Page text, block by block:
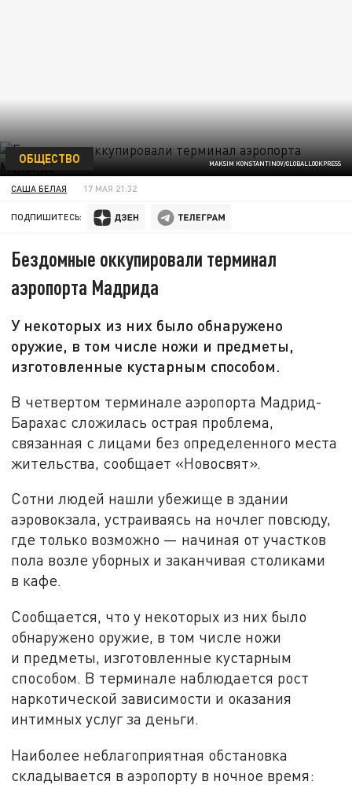
MAKSIM KONSTANTINOV/GLOBALLOOKPRESS
ОБЩЕСТВО
САША БЕЛАЯ 17 МАЯ 21:32
ПОДПИШИТЕСЬ:
Бездомные оккупировали терминал
аэропорта Мадрида
У некоторых из них было обнаружено
оружие, в том числе ножи и предметы,
изготовленные кустарным способом.
В четвертом терминале аэропорта Мадрид-
Барахас сложилась острая проблема,
связанная с лицами без определенного места
жительства, сообщает «Новосвят».
Сотни людей нашли убежище в здании
аэровокзала, устраиваясь на ночлег повсюду,
где только возможно — начиная от участков
пола возле уборных и заканчивая столиками
в кафе.
Сообщается, что у некоторых из них было
обнаружено оружие, в том числе ножи
и предметы, изготовленные кустарным
способом. В терминале наблюдается рост
наркотической зависимости и оказания
интимных услуг за деньги.
Наиболее неблагоприятная обстановка
складывается в аэропорту в ночное время: